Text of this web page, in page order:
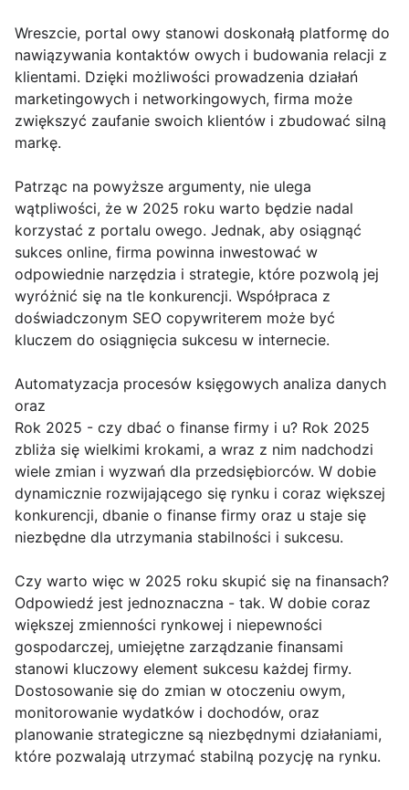
Wreszcie, portal owy stanowi doskonałą platformę do
nawiązywania kontaktów owych i budowania relacji z
klientami. Dzięki możliwości prowadzenia działań
marketingowych i networkingowych, firma może
zwiększyć zaufanie swoich klientów i zbudować silną
markę.
Patrząc na powyższe argumenty, nie ulega
wątpliwości, że w 2025 roku warto będzie nadal
korzystać z portalu owego. Jednak, aby osiągnąć
sukces online, firma powinna inwestować w
odpowiednie narzędzia i strategie, które pozwolą jej
wyróżnić się na tle konkurencji. Współpraca z
doświadczonym SEO copywriterem może być
kluczem do osiągnięcia sukcesu w internecie.
Automatyzacja procesów księgowych analiza danych
oraz
Rok 2025 - czy dbać o finanse firmy i u? Rok 2025
zbliża się wielkimi krokami, a wraz z nim nadchodzi
wiele zmian i wyzwań dla przedsiębiorców. W dobie
dynamicznie rozwijającego się rynku i coraz większej
konkurencji, dbanie o finanse firmy oraz u staje się
niezbędne dla utrzymania stabilności i sukcesu.
Czy warto więc w 2025 roku skupić się na finansach?
Odpowiedź jest jednoznaczna - tak. W dobie coraz
większej zmienności rynkowej i niepewności
gospodarczej, umiejętne zarządzanie finansami
stanowi kluczowy element sukcesu każdej firmy.
Dostosowanie się do zmian w otoczeniu owym,
monitorowanie wydatków i dochodów, oraz
planowanie strategiczne są niezbędnymi działaniami,
które pozwalają utrzymać stabilną pozycję na rynku.